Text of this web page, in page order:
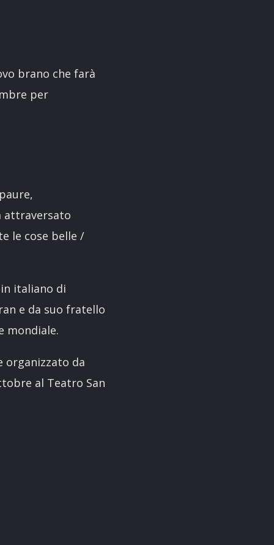
brano che farà
per
attraversato
le cose belle /
italiano di
e da suo fratello
mondiale.
organizzato da
al Teatro San